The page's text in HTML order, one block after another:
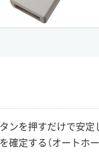
ンを押すだけで安定
確定する（オートホ